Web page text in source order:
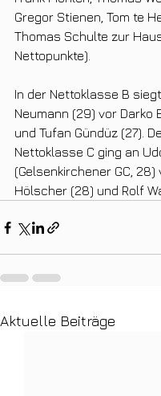
Gregor Stienen, Tom te
Thomas Schulte zur
Nettopunkte).
In der Nettoklasse B
Neumann (29) vor Darko
und Tufan Gündüz (27).
Nettoklasse C ging an
(Gelsenkirchener GC,
Hölscher (28) und Rolf
Aktuelle Beiträge